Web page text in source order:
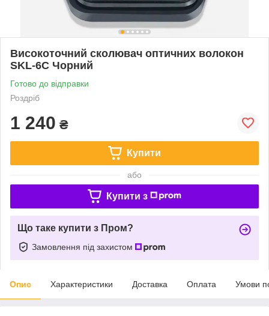
Високоточний сколювач оптичних волокон
SKL-6C Чорний
Готово до відправки
Роздріб
1 240 ₴
Купити
або
Купити з
Що таке купити з Пром?
Замовлення під захистом
Опис Характеристики Доставка Оплата Умови